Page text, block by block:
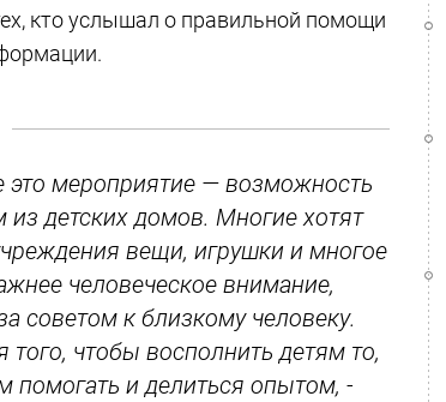
кто услышал о правильной помощи
это мероприятие — возможность
детских домов. Многие хотят
вещи, игрушки и многое
человеческое внимание,
советом к близкому человеку.
чтобы восполнить детям то,
помогать и делиться опытом, -